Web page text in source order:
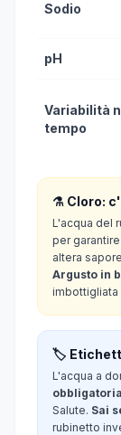
Sodio
pH
Variabilità
tempo
⚗️ Cloro:
L'acqua del
per
altera
Argusto in
imbottigliata
🏷️
L'acqua a
obbligatoria
Salute. Sai
rubinetto